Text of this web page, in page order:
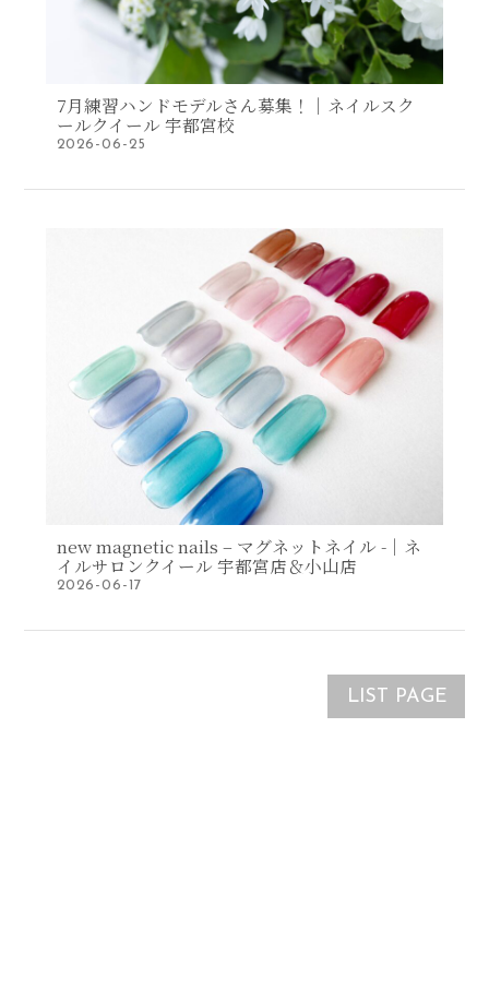
7月練習ハンドモデルさん募集！｜ネイルスク
ールクイール 宇都宮校
2026-06-25
new magnetic nails – マグネットネイル -｜ネ
イルサロンクイール 宇都宮店＆小山店
2026-06-17
LIST PAGE